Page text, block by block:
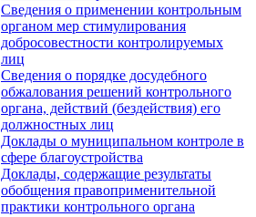
Сведения о применении контрольным
органом мер стимулирования
добросовестности контролируемых
лиц
Сведения о порядке досудебного
обжалования решений контрольного
органа, действий (бездействия) его
должностных лиц
Доклады о муниципальном контроле в
сфере благоустройства
Доклады, содержащие результаты
обобщения правоприменительной
практики контрольного органа